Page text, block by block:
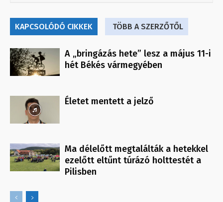
KAPCSOLÓDÓ CIKKEK TÖBB A SZERZŐTŐL
A „bringázás hete” lesz a május 11-i
hét Békés vármegyében
Életet mentett a jelző
Ma délelőtt megtalálták a hetekkel
ezelőtt eltűnt túrázó holttestét a
Pilisben